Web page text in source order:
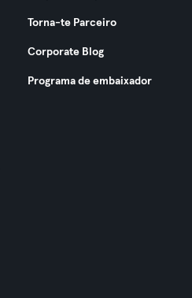
Torna-te Parceiro
Corporate Blog
Programa de embaixador